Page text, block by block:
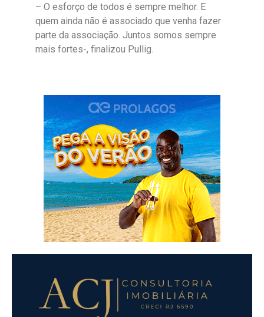
– O esforço de todos é sempre melhor. E
quem ainda não é associado que venha fazer
parte da associação. Juntos somos sempre
mais fortes-, finalizou Pullig.